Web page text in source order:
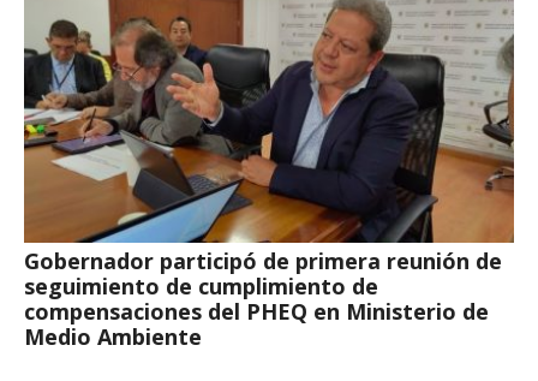
Gobernador participó de primera reunión de
seguimiento de cumplimiento de
compensaciones del PHEQ en Ministerio de
Medio Ambiente